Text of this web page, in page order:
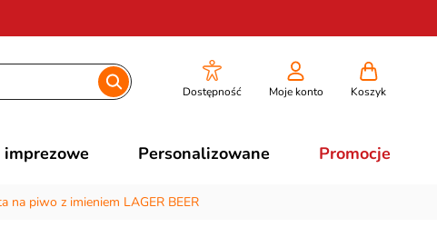
Dostępność Moje konto Koszyk
Personalizowane Promocje
na piwo z imieniem LAGER BEER